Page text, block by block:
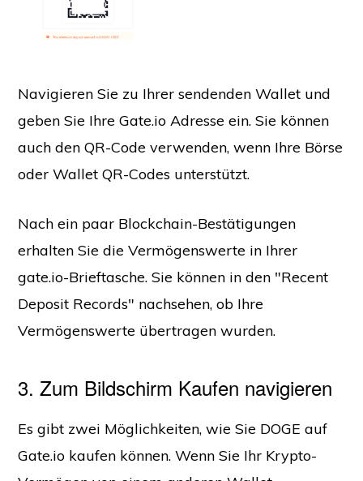
Navigieren Sie zu Ihrer sendenden Wallet und
geben Sie Ihre Gate.io Adresse ein. Sie können
auch den QR-Code verwenden, wenn Ihre Börse
oder Wallet QR-Codes unterstützt.
Nach ein paar Blockchain-Bestätigungen
erhalten Sie die Vermögenswerte in Ihrer
gate.io-Brieftasche. Sie können in den "Recent
Deposit Records" nachsehen, ob Ihre
Vermögenswerte übertragen wurden.
3. Zum Bildschirm Kaufen navigieren
Es gibt zwei Möglichkeiten, wie Sie DOGE auf
Gate.io kaufen können. Wenn Sie Ihr Krypto-